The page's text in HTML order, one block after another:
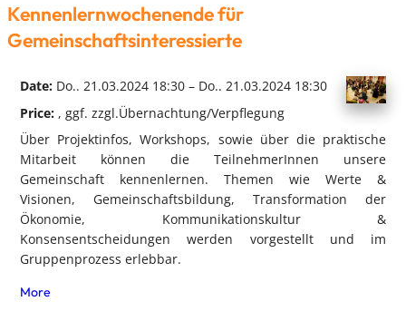
Kennenlernwochenende für
Gemeinschaftsinteressierte
Date: Do.. 21.03.2024 18:30 – Do.. 21.03.2024 18:30
Price: , ggf. zzgl.Übernachtung/Verpflegung
Über Projektinfos, Workshops, sowie über die praktische
Mitarbeit können die TeilnehmerInnen unsere
Gemeinschaft kennenlernen. Themen wie Werte &
Visionen, Gemeinschaftsbildung, Transformation der
Ökonomie, Kommunikationskultur &
Konsensentscheidungen werden vorgestellt und im
Gruppenprozess erlebbar.
More